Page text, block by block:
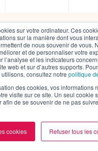
sur votre ordinateur. Ces
sur la manière dont vous
de nous souvenir de vous.
et de personnaliser votre
l’analyse et les indicateurs
web et sur d’autres supports.
consultez notre politique
des cookies, vos informations
visite sur ce site. Un seul cookie
afin de se souvenir de ne pas
cookies Refuser tous les
un projet avec
à nous confier ?
sont à vos côtés
et vous
à chaque étape